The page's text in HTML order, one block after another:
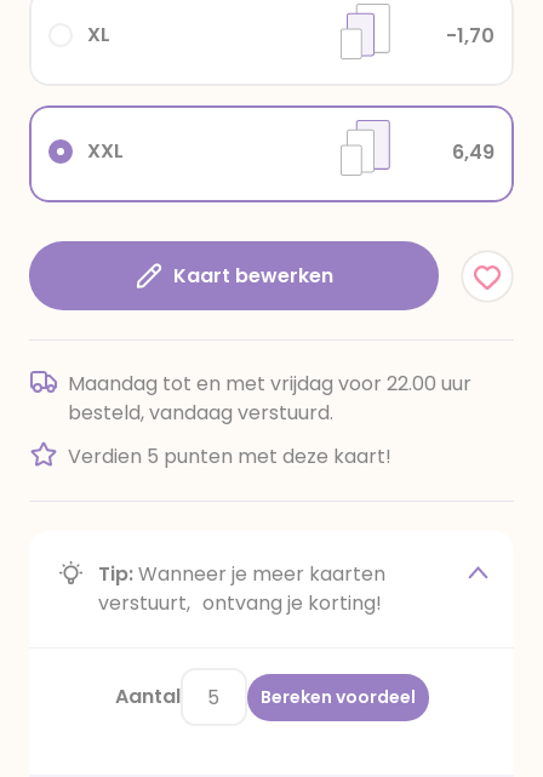
XXL 6,49
XL -1,70
Kaart bewerken
Maandag tot en met vrijdag voor 22.00 uur
besteld, vandaag verstuurd.
Verdien 5 punten met deze kaart!
Tip:Wanneer je meer kaarten
verstuurt, ontvang je korting!
Aantal Bereken voordeel